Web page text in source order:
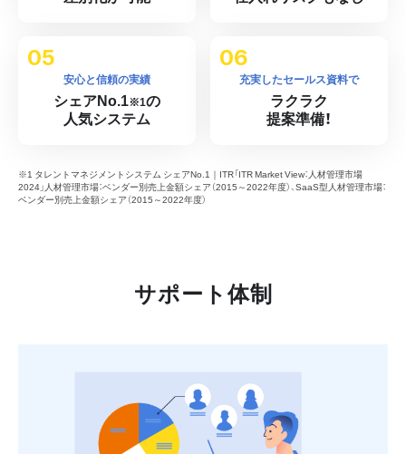
安心と信頼の実績
シェアNo.1※1の
人気システム
充実したセールス資料で
ラクラク
提案準備！
※1 タレントマネジメントシステム シェアNo.1｜ITR「ITR Market View：人材管理市場
2024」人材管理市場：ベンダー別売上金額シェア（2015～2022年度）、SaaS型人材管理市場：
ベンダー別売上金額シェア（2015～2022年度）
サポート体制